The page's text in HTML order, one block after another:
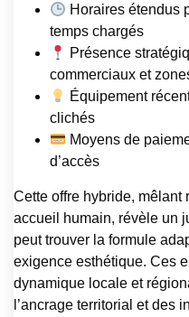
Horaires étendus
temps chargés
Présence
commerciaux et
Équipement
clichés
Moyens de
d’accès
Cette offre hybride, mêlant
accueil humain, révèle un
peut trouver la formule
exigence esthétique. Ces
dynamique locale et
l’ancrage territorial et des